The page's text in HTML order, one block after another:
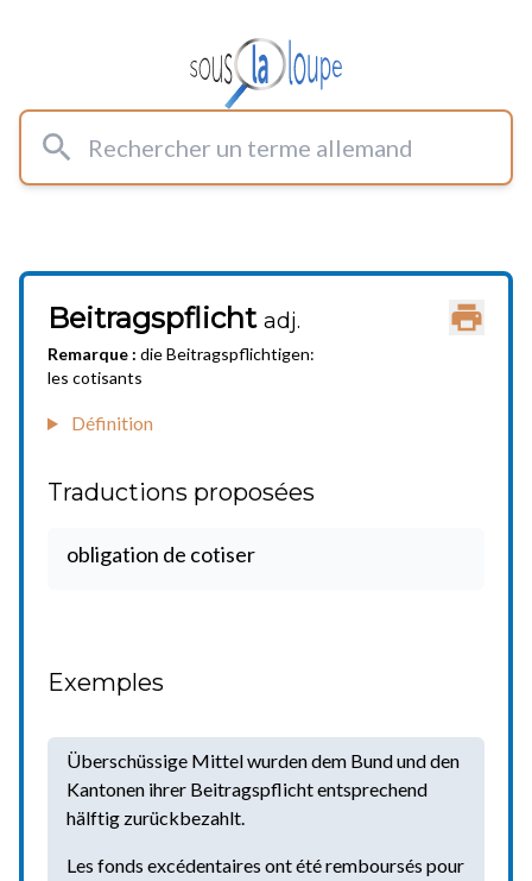
Rechercher un terme allemand
Beitragspflicht adj.
Remarque : die Beitragspflichtigen:
les cotisants
Définition
Traductions proposées
obligation de cotiser
Exemples
Überschüssige Mittel wurden dem Bund und den
Kantonen ihrer Beitragspflicht entsprechend
hälftig zurückbezahlt.
Les fonds excédentaires ont été remboursés pour